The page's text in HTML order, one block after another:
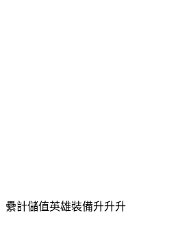
纍計儲值英雄裝備升升升